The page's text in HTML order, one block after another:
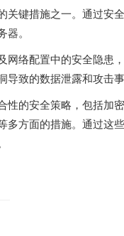
键措施之一。通过安
。
络配置中的安全隐患
致的数据泄露和攻击事
的安全策略，包括加
方面的措施。通过这